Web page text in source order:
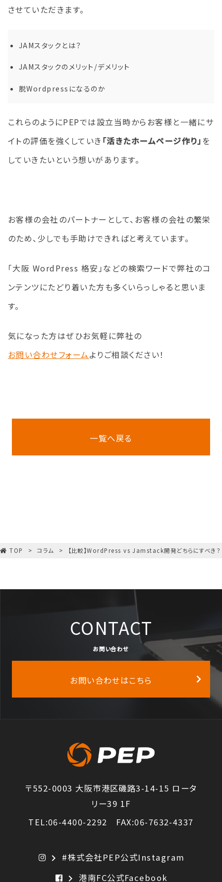
させていただきます。
JAMスタックとは？
JAMスタックのメリット/デメリット
脱Wordpressになるのか
これらのようにPEPでは設立当時からお客様と一緒にサ
イトの評価を強くしていき 「活きたホームページ作り」 を
していきたいという想いがあります。
お客様の会社のパートナーとして、お客様の会社の繁栄
のため、少しでも手助けできればと考えています。
「大阪 WordPress 格安」などの検索ワードで弊社のコ
ンテンツにたどり着いた方も多くいらっしゃると思いま
す。
気になった方はぜひお気軽に弊社の
お問い合わせフォームよりご相談ください！
一覧へ戻る
TOP コラム 【比較】WordPress vs Jamstack開発どちらにすべき？
CONTACT
お問い合わせ
お問い合わせはこちら
〒552-0003 大阪市港区磯路3-14-15 ロータ
リー39 1F
TEL:06-4400-2292 FAX:06-7632-4337
chevron_right #株式会社PEP公式Instagram
chevron_right 港南FC公式Facebook